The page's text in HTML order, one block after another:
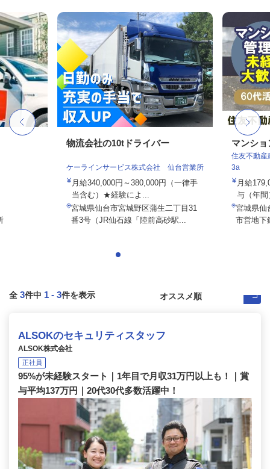
物流会社の10tドライバー
ケーラインサービス株式会社 仙台営業所
月給340,000円～380,000円（一律手
当含む）★経験によ...
宮城県仙台市宮城野区蒲生二丁目31
番3号（JR仙石線「陸前高砂駅...
マンシ
住友不動産
3a
月給
与（年
宮城県仙
市営地下
全 3件中 1 - 3件を表示
ALSOKのセキュリティスタッフ
ALSOK株式会社
正社員
95%が未経験スタート｜1年目で月収31万円以上も！｜賞
与平均137万円｜20代30代多数活躍中！